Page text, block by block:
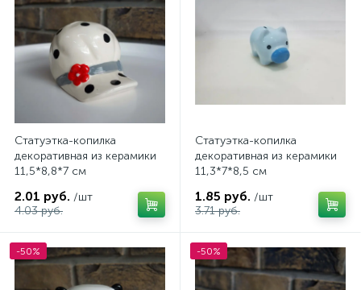
Статуэтка-копилка
декоративная из керамики
11,5*8,8*7 см
2.01 руб. /шт
4.03 руб.
Статуэтка-копилка
декоративная из керамики
11,3*7*8,5 см
1.85 руб. /шт
3.71 руб.
-50% -50%